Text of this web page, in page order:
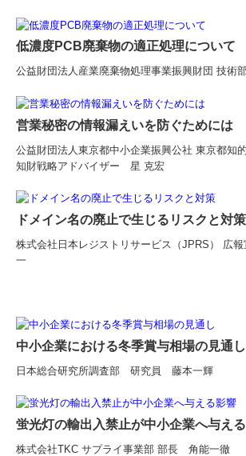
低濃度PCB廃棄物の適正処理について
公益財団法人産業廃棄物処理事業振興財団 技術
営業秘密の情報漏えいを防ぐためには
公益財団法人東京都中小企業振興公社 東京都知
知財戦略アドバイザー 星 克宏
ドメイン名の廃止で生じるリスクと対策
株式会社日本レジストリサービス（JPRS） 広
一
中小企業における冬季賞与相場の見通し
日本総合研究所調査部 研究員 藤本一輝
蛍光灯の輸出入禁止が中小企業へ与え
株式会社TKC サプライ事業部 部長 角能一徹